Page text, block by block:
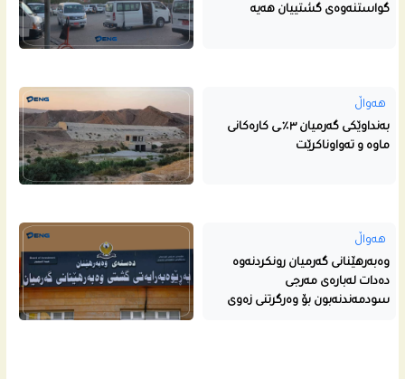
گواستنه‌وه‌ى گشتییان هه‌یه‌
هەواڵ
بەنداوێکی گەرمیان ٣٪ـی کارەکانی
ماوە و تەواوناکرێت
هەواڵ
وەبەرهێنانی گەرمیان رونکردنەوە
دەدات لەبارەی مەرجی
سودمەندنەبون بۆ وەرگرتنی زەوی